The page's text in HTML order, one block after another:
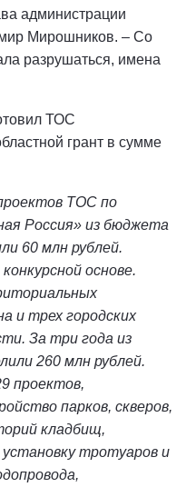
администрации
Мирошников. – Со
разрушаться, имена
ТОС
грант в сумме
ТОС по
Россия» из бюджета
60 млн рублей.
основе.
и трех городских
За три года из
260 млн рублей.
проектов,
парков, скверов,
кладбищ,
тротуаров и